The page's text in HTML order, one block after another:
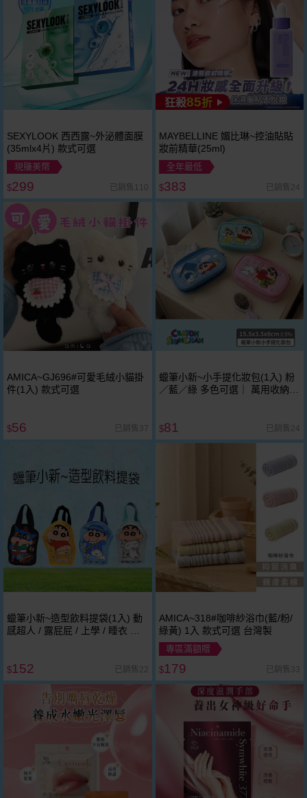
SEXYLOOK 西西露~外泌體面膜
(35mlx4片) 款式可選
現賺美幣
$299 已銷售110
狂殺85折
MAYBELLINE 媚比琳~控油貼貼
妝前精華(25ml)
全年最低
$383 已銷售24
AMICA~GJ696#可愛毛絨小貓掛
件(1入) 款式可選
$56 已銷售37
蠟筆小新~小手提化妝包(1入) 粉
／藍／綠 多色可選｜ 萬用收納包
$81 已銷售24
蠟筆小新~造型飲料提袋(1入) 動
感超人 / 露屁屁 / 上學 / 睡衣 款
$152 已銷售22
AMICA~318#咖啡紗浴巾(藍/粉/
綠黃) 1入 款式可選 台灣製
專區滿額贈
$179 已銷售33